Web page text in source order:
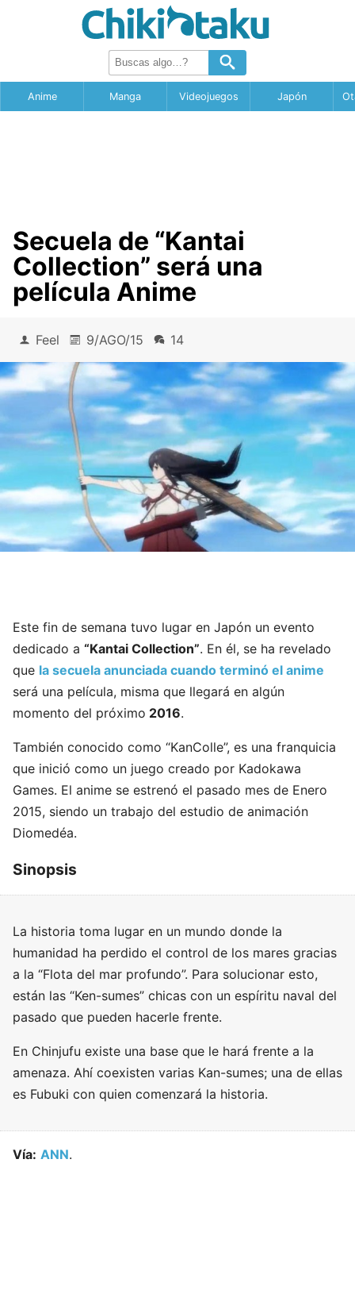
Anime Manga Videojuegos Japón
Secuela de “Kantai
Collection” será una
película Anime
Feel 9/AGO/15 14
Este fin de semana tuvo lugar en Japón un evento
dedicado a “Kantai Collection”. En él, se ha revelado
que la secuela anunciada cuando terminó el anime
será una película, misma que llegará en algún
momento del próximo 2016.
También conocido como “KanColle”, es una franquicia
que inició como un juego creado por Kadokawa
Games. El anime se estrenó el pasado mes de Enero
2015, siendo un trabajo del estudio de animación
Diomedéa.
Sinopsis
La historia toma lugar en un mundo donde la
humanidad ha perdido el control de los mares gracias
a la “Flota del mar profundo”. Para solucionar esto,
están las “Ken-sumes” chicas con un espíritu naval del
pasado que pueden hacerle frente.
En Chinjufu existe una base que le hará frente a la
amenaza. Ahí coexisten varias Kan-sumes; una de ellas
es Fubuki con quien comenzará la historia.
Vía: ANN.